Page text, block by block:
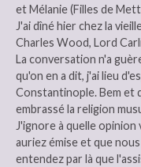
et Mélanie (Filles de
J'ai dîné hier chez la
Charles Wood, Lord
La conversation n'a
qu'on en a dit, j'ai lieu
Constantinople. Bem et
embrassé la religion
J'ignore à quelle
auriez émise et que
entendez par là que